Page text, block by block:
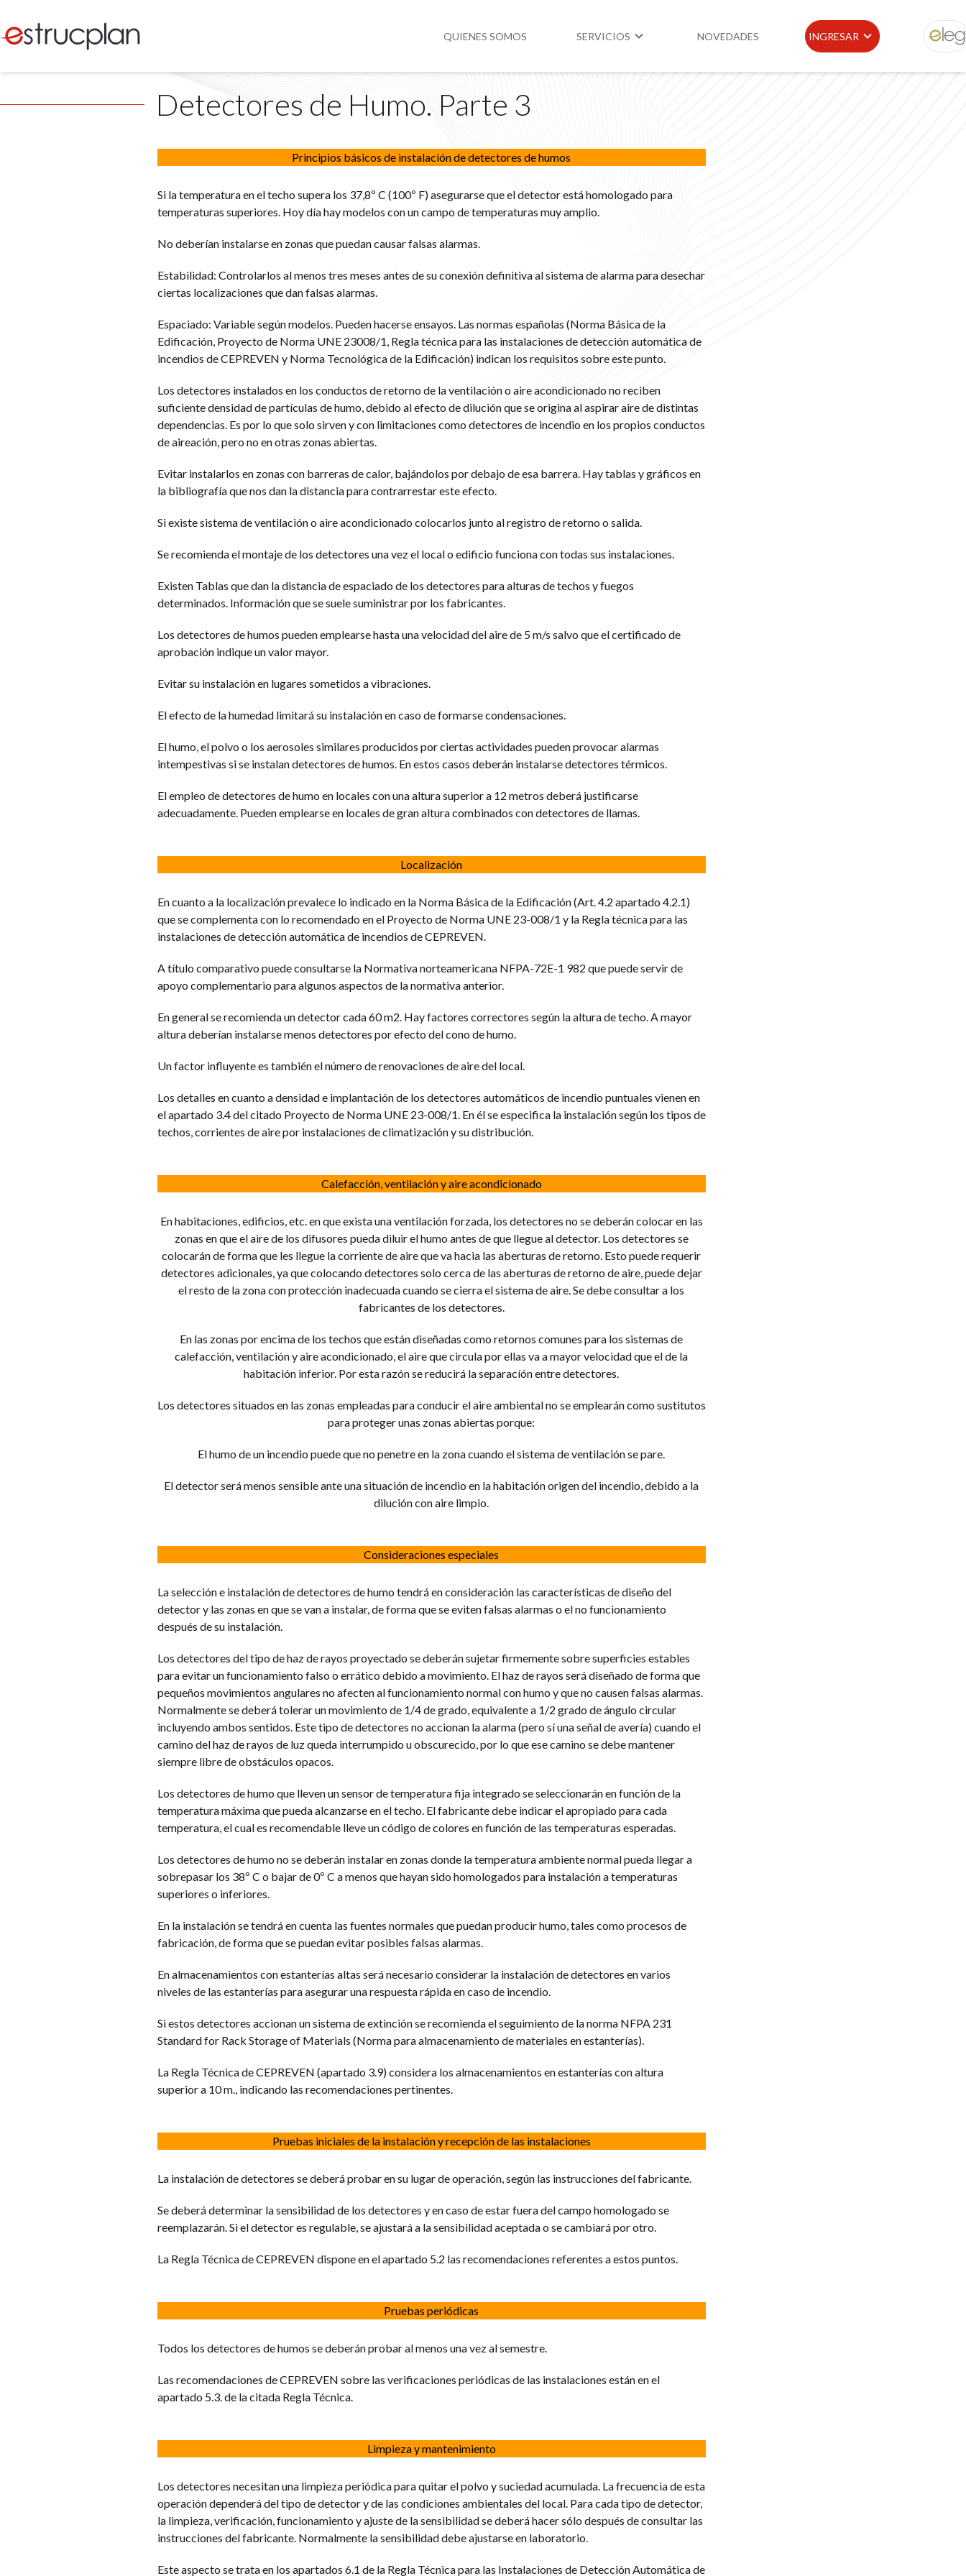
QUIENES SOMOS SERVICIOS
Legislación
NOVEDADES INGRESAR ELEG
Detectores de Humo. Parte 3
Principios básicos de instalación de detectores de humos
Si la temperatura en el techo supera los 37,8º C (100º F) asegurarse que el detector está homologado para
temperaturas superiores. Hoy día hay modelos con un campo de temperaturas muy amplio.
No deberían instalarse en zonas que puedan causar falsas alarmas.
Estabilidad: Controlarlos al menos tres meses antes de su conexión definitiva al sistema de alarma para desechar
ciertas localizaciones que dan falsas alarmas.
Espaciado: Variable según modelos. Pueden hacerse ensayos. Las normas españolas (Norma Básica de la
Edificación, Proyecto de Norma UNE 23008/1, Regla técnica para las instalaciones de detección automática de
incendios de CEPREVEN y Norma Tecnológica de la Edificación) indican los requisitos sobre este punto.
Los detectores instalados en los conductos de retorno de la ventilación o aire acondicionado no reciben
suficiente densidad de partículas de humo, debido al efecto de dilución que se origina al aspirar aire de distintas
dependencias. Es por lo que solo sirven y con limitaciones como detectores de incendio en los propios conductos
de aireación, pero no en otras zonas abiertas.
Evitar instalarlos en zonas con barreras de calor, bajándolos por debajo de esa barrera. Hay tablas y gráficos en
la bibliografía que nos dan la distancia para contrarrestar este efecto.
Si existe sistema de ventilación o aire acondicionado colocarlos junto al registro de retorno o salida.
Se recomienda el montaje de los detectores una vez el local o edificio funciona con todas sus instalaciones.
Existen Tablas que dan la distancia de espaciado de los detectores para alturas de techos y fuegos
determinados. Información que se suele suministrar por los fabricantes.
Los detectores de humos pueden emplearse hasta una velocidad del aire de 5 m/s salvo que el certificado de
aprobación indique un valor mayor.
Evitar su instalación en lugares sometidos a vibraciones.
El efecto de la humedad limitará su instalación en caso de formarse condensaciones.
El humo, el polvo o los aerosoles similares producidos por ciertas actividades pueden provocar alarmas
intempestivas si se instalan detectores de humos. En estos casos deberán instalarse detectores térmicos.
El empleo de detectores de humo en locales con una altura superior a 12 metros deberá justificarse
adecuadamente. Pueden emplearse en locales de gran altura combinados con detectores de llamas.
Localización
En cuanto a la localización prevalece lo indicado en la Norma Básica de la Edificación (Art. 4.2 apartado 4.2.1)
que se complementa con lo recomendado en el Proyecto de Norma UNE 23-008/1 y la Regla técnica para las
instalaciones de detección automática de incendios de CEPREVEN.
A título comparativo puede consultarse la Normativa norteamericana NFPA-72E-1 982 que puede servir de
apoyo complementario para algunos aspectos de la normativa anterior.
En general se recomienda un detector cada 60 m2. Hay factores correctores según la altura de techo. A mayor
altura deberían instalarse menos detectores por efecto del cono de humo.
Un factor influyente es también el número de renovaciones de aire del local.
Los detalles en cuanto a densidad e implantación de los detectores automáticos de incendio puntuales vienen en
el apartado 3.4 del citado Proyecto de Norma UNE 23-008/1. En él se especifica la instalación según los tipos de
techos, corrientes de aire por instalaciones de climatización y su distribución.
Calefacción, ventilación y aire acondicionado
En habitaciones, edificios, etc. en que exista una ventilación forzada, los detectores no se deberán colocar en las
zonas en que el aire de los difusores pueda diluir el humo antes de que llegue al detector. Los detectores se
colocarán de forma que les llegue la corriente de aire que va hacia las aberturas de retorno. Esto puede requerir
detectores adicionales, ya que colocando detectores solo cerca de las aberturas de retorno de aire, puede dejar
el resto de la zona con protección inadecuada cuando se cierra el sistema de aire. Se debe consultar a los
fabricantes de los detectores.
En las zonas por encima de los techos que están diseñadas como retornos comunes para los sistemas de
calefacción, ventilación y aire acondicionado, el aire que circula por ellas va a mayor velocidad que el de la
habitación inferior. Por esta razón se reducirá la separacíón entre detectores.
Los detectores situados en las zonas empleadas para conducir el aire ambiental no se emplearán como sustitutos
para proteger unas zonas abiertas porque:
El humo de un incendio puede que no penetre en la zona cuando el sistema de ventilación se pare.
El detector será menos sensible ante una situación de incendio en la habitación origen del incendio, debido a la
dilución con aire limpio.
Consideraciones especiales
La selección e instalación de detectores de humo tendrá en consideración las características de diseño del
detector y las zonas en que se van a instalar, de forma que se eviten falsas alarmas o el no funcionamiento
después de su instalación.
Los detectores del tipo de haz de rayos proyectado se deberán sujetar firmemente sobre superficies estables
para evitar un funcionamiento falso o errático debido a movimiento. El haz de rayos será diseñado de forma que
pequeños movimientos angulares no afecten al funcionamiento normal con humo y que no causen falsas alarmas.
Normalmente se deberá tolerar un movimiento de 1/4 de grado, equivalente a 1/2 grado de ángulo circular
incluyendo ambos sentidos. Este tipo de detectores no accionan la alarma (pero sí una señal de avería) cuando el
camino del haz de rayos de luz queda interrumpido u obscurecido, por lo que ese camino se debe mantener
siempre libre de obstáculos opacos.
Los detectores de humo que lleven un sensor de temperatura fija integrado se seleccionarán en función de la
temperatura máxima que pueda alcanzarse en el techo. El fabricante debe indicar el apropiado para cada
temperatura, el cual es recomendable lleve un código de colores en función de las temperaturas esperadas.
Los detectores de humo no se deberán instalar en zonas donde la temperatura ambiente normal pueda llegar a
sobrepasar los 38º C o bajar de 0º C a menos que hayan sido homologados para instalación a temperaturas
superiores o inferiores.
En la instalación se tendrá en cuenta las fuentes normales que puedan producir humo, tales como procesos de
fabricación, de forma que se puedan evitar posibles falsas alarmas.
En almacenamientos con estanterías altas será necesario considerar la instalación de detectores en varios
niveles de las estanterías para asegurar una respuesta rápida en caso de incendio.
Si estos detectores accionan un sistema de extinción se recomienda el seguimiento de la norma NFPA 231
Standard for Rack Storage of Materials (Norma para almacenamiento de materiales en estanterías).
La Regla Técnica de CEPREVEN (apartado 3.9) considera los almacenamientos en estanterías con altura
superior a 10 m., indicando las recomendaciones pertinentes.
Pruebas iniciales de la instalación y recepción de las instalaciones
La instalación de detectores se deberá probar en su lugar de operación, según las instrucciones del fabricante.
Se deberá determinar la sensibilidad de los detectores y en caso de estar fuera del campo homologado se
reemplazarán. Si el detector es regulable, se ajustará a la sensibilidad aceptada o se cambiará por otro.
La Regla Técnica de CEPREVEN dispone en el apartado 5.2 las recomendaciones referentes a estos puntos.
Pruebas periódicas
Todos los detectores de humos se deberán probar al menos una vez al semestre.
Las recomendaciones de CEPREVEN sobre las verificaciones periódicas de las instalaciones están en el
apartado 5.3. de la citada Regla Técnica.
Limpieza y mantenimiento
Los detectores necesitan una limpieza periódica para quitar el polvo y suciedad acumulada. La frecuencia de esta
operación dependerá del tipo de detector y de las condiciones ambientales del local. Para cada tipo de detector,
la limpieza, verificación, funcionamiento y ajuste de la sensibilidad se deberá hacer sólo después de consultar las
instrucciones del fabricante. Normalmente la sensibilidad debe ajustarse en laboratorio.
Este aspecto se trata en los apartados 6.1 de la Regla Técnica para las Instalaciones de Detección Automática de